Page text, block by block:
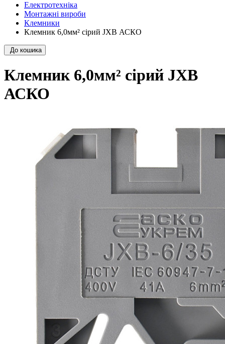
Електротехніка
Монтажні вироби
Клемники
Клемник 6,0мм² сірий JXB АСКО
До кошика
Клемник 6,0мм² сірий JXB
АСКО